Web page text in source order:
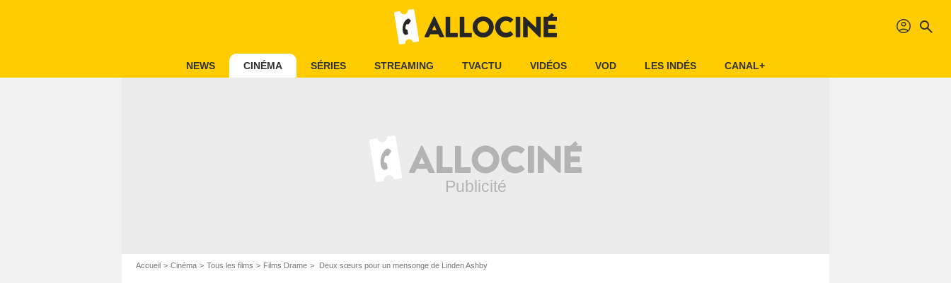
profil search
NEWS CINÉMA SÉRIES STREAMING TVACTU VIDÉOS VOD LES INDÉS CANAL+
Accueil Cinéma Tous les films Films Drame Deux sœurs pour un mensonge de Linden Ashby